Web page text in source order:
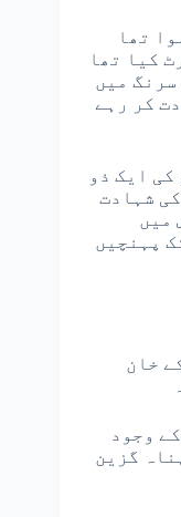
تھا
کیا تھا
میں
کر رہے
ایک ذو
شہادت
میں
پہنچیں
کے خان
کے وجود
گزین